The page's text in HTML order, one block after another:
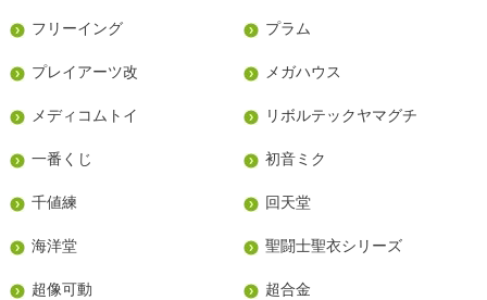
フリーイング プラム
プレイアーツ改 メガハウス
メディコムトイ リボルテックヤマグチ
一番くじ 初音ミク
千値練 回天堂
海洋堂 聖闘士聖衣シリーズ
超像可動 超合金